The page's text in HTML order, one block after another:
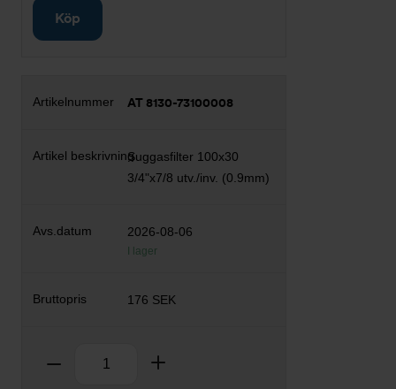
Köp
AT 8130-73100008
Suggasfilter 100x30
3/4"x7/8 utv./inv. (0.9mm)
2026-08-06
I lager
176 SEK
Ta bort